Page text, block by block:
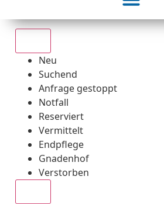
Neu
Suchend
Anfrage gestoppt
Notfall
Reserviert
Vermittelt
Endpflege
Gnadenhof
Verstorben